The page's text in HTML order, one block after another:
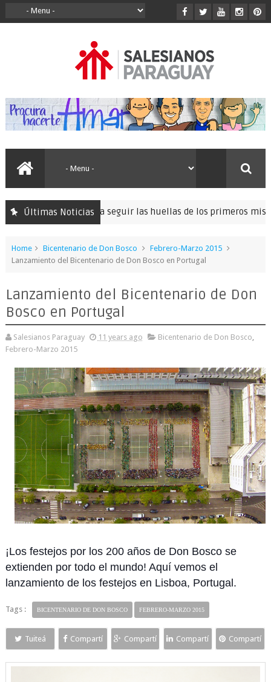
Últimas Noticias
peregrinación para seguir las huellas de los primeros
Home Bicentenario de Don Bosco
Febrero-Marzo 2015
Lanzamiento del Bicentenario de Don Bosco en Portugal
Lanzamiento del Bicentenario de Don
Bosco en Portugal
Salesianos Paraguay 11 years ago Bicentenario de Don Bosco
Febrero-Marzo 2015
¡Los festejos por los 200 años de Don Bosco se
extienden por todo el mundo! Aquí vemos el
lanzamiento de los festejos en Lisboa, Portugal.
Tags : BICENTENARIO DE DON BOSCO FEBRERO-MARZO 2015
Tuiteá Compartí Compartí Compartí Compartí